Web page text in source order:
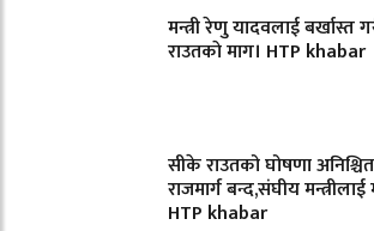
मन्त्री रेणु यादवलाई बर्खास्त
राउतकाे माग। HTP khabar
सीके राउतको घोषणा
राजमार्ग बन्द,संघीय
HTP khabar